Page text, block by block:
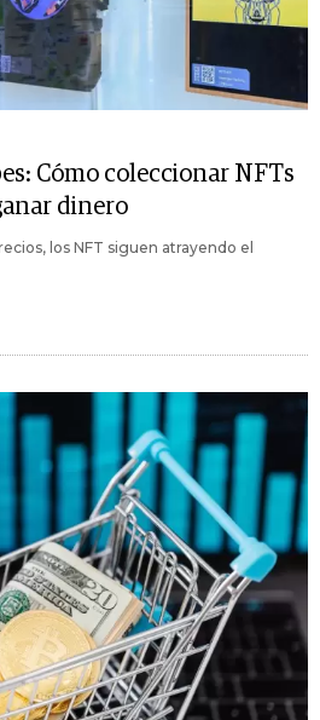
Cómo coleccionar NFTs
dinero
los NFT siguen atrayendo el